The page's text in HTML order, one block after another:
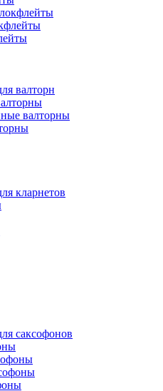
валторн
валторны
кларнетов
саксофонов